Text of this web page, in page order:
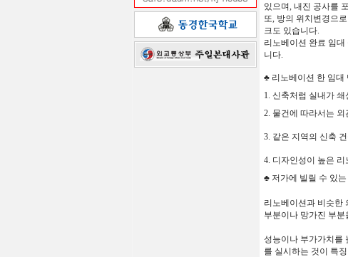
있으며, 내진 공사를
또, 방의 위치변경으
크도 있습니다.
리노베이션 완료 임대
니다.
♣ 리노베이션 한 임대
1. 신축처럼 실내가 쇄
2. 물건에 따라서는 외
3. 같은 지역의 신축
4. 디자인성이 높은 리
♣ 저가에 빌릴 수 있는
리노베이션과 비슷한
부분이나 망가진 부분
성능이나 부가가치를
를 실시하는 것이 특